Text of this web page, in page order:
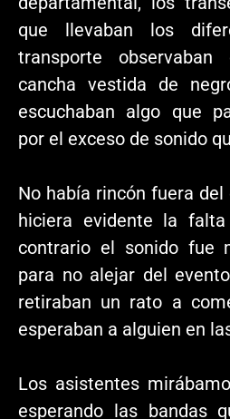
que llevaban los
transporte
cancha vestida de
escuchaban algo que
por el exceso de sonido
No había rincón fuera
hiciera evidente la
contrario el sonido fue
para no alejar del
retiraban un rato a
esperaban a alguien en
Los asistentes
esperando las bandas